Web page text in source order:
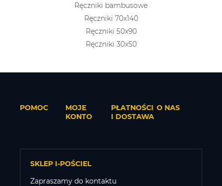
Ręczniki bambusowe
Ręczniki 70x140
Ręczniki 50x90
Ręczniki 30x50
POMOC
MOJE
KONTO
PŁATNOŚCI
I DOSTAWA
O NAS
SKLEP I-POŚCIEL
Zapraszamy do kontaktu